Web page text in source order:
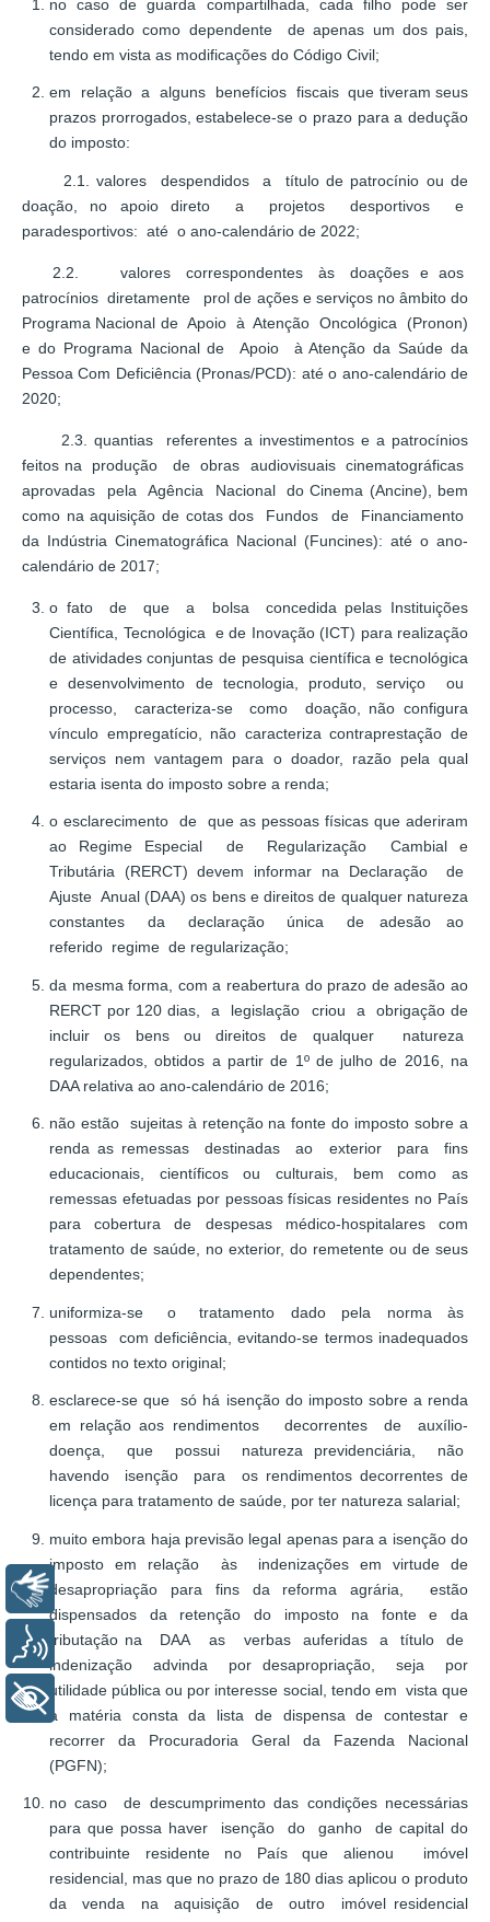
no caso de guarda compartilhada, cada filho pode ser
considerado como dependente de apenas um dos pais,
tendo em vista as modificações do Código Civil;
em relação a alguns benefícios fiscais que tiveram seus
prazos prorrogados, estabelece-se o prazo para a dedução
do imposto:
2.1. valores despendidos a título de patrocínio ou de
doação, no apoio direto a projetos desportivos e
paradesportivos: até o ano-calendário de 2022;
2.2. valores correspondentes às doações e aos
patrocínios diretamente prol de ações e serviços no âmbito do
Programa Nacional de Apoio à Atenção Oncológica (Pronon)
e do Programa Nacional de Apoio à Atenção da Saúde da
Pessoa Com Deficiência (Pronas/PCD): até o ano-calendário de
2020;
2.3. quantias referentes a investimentos e a patrocínios
feitos na produção de obras audiovisuais cinematográficas
aprovadas pela Agência Nacional do Cinema (Ancine), bem
como na aquisição de cotas dos Fundos de Financiamento
da Indústria Cinematográfica Nacional (Funcines): até o ano-
calendário de 2017;
o fato de que a bolsa concedida pelas Instituições
Científica, Tecnológica e de Inovação (ICT) para realização
de atividades conjuntas de pesquisa científica e tecnológica
e desenvolvimento de tecnologia, produto, serviço ou
processo, caracteriza-se como doação, não configura
vínculo empregatício, não caracteriza contraprestação de
serviços nem vantagem para o doador, razão pela qual
estaria isenta do imposto sobre a renda;
o esclarecimento de que as pessoas físicas que aderiram
ao Regime Especial de Regularização Cambial e
Tributária (RERCT) devem informar na Declaração de
Ajuste Anual (DAA) os bens e direitos de qualquer natureza
constantes da declaração única de adesão ao
referido regime de regularização;
da mesma forma, com a reabertura do prazo de adesão ao
RERCT por 120 dias, a legislação criou a obrigação de
incluir os bens ou direitos de qualquer natureza
regularizados, obtidos a partir de 1º de julho de 2016, na
DAA relativa ao ano-calendário de 2016;
não estão sujeitas à retenção na fonte do imposto sobre a
renda as remessas destinadas ao exterior para fins
educacionais, científicos ou culturais, bem como as
remessas efetuadas por pessoas físicas residentes no País
para cobertura de despesas médico-hospitalares com
tratamento de saúde, no exterior, do remetente ou de seus
dependentes;
uniformiza-se o tratamento dado pela norma às
pessoas com deficiência, evitando-se termos inadequados
contidos no texto original;
esclarece-se que só há isenção do imposto sobre a renda
em relação aos rendimentos decorrentes de auxílio-
doença, que possui natureza previdenciária, não
havendo isenção para os rendimentos decorrentes de
licença para tratamento de saúde, por ter natureza salarial;
muito embora haja previsão legal apenas para a isenção do
imposto em relação às indenizações em virtude de
desapropriação para fins da reforma agrária, estão
dispensados da retenção do imposto na fonte e da
tributação na DAA as verbas auferidas a título de
indenização advinda por desapropriação, seja por
utilidade pública ou por interesse social, tendo em vista que
a matéria consta da lista de dispensa de contestar e
recorrer da Procuradoria Geral da Fazenda Nacional
(PGFN);
no caso de descumprimento das condições necessárias
para que possa haver isenção do ganho de capital do
contribuinte residente no País que alienou imóvel
residencial, mas que no prazo de 180 dias aplicou o produto
da venda na aquisição de outro imóvel residencial
Libras
Voz
+ Acessibilidade